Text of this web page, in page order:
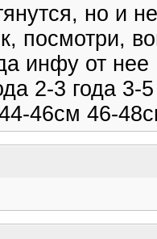
но и
посмотри,
инфу от нее
2-3 года 3-
46см 46-